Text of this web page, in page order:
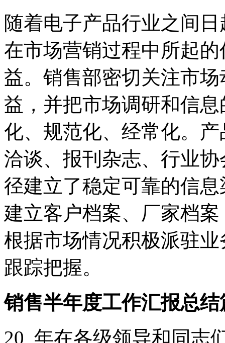
随着电子产品行业之间
在市场营销过程中所起
益。销售部密切关注市
益，并把市场调研和信
化、规范化、经常化。
洽谈、报刊杂志、行业
径建立了稳定可靠的信
建立客户档案、厂家档
根据市场情况积极派驻
跟踪把握。
销售半年度工作汇报总结
20_年在各级领导和同志